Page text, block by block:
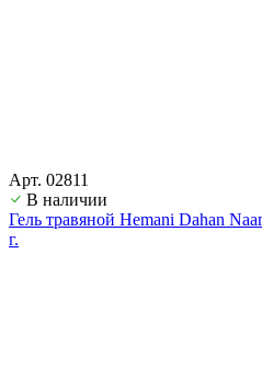
Арт. 02811
В наличии
Гель травяной Hemani Dahan
г.